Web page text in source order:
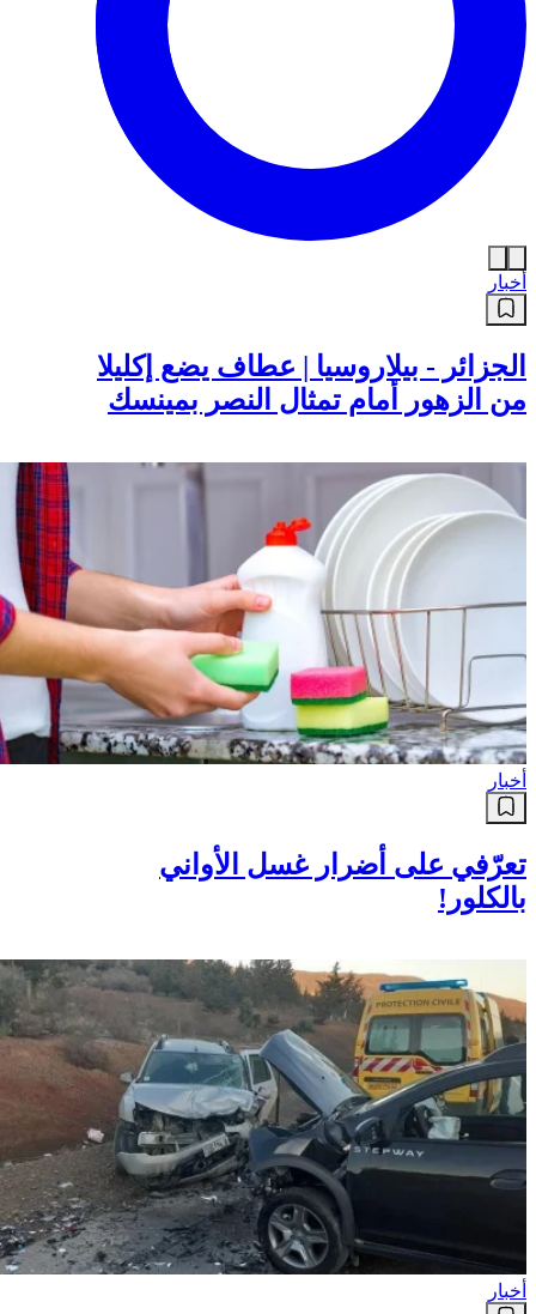
أخبار
الجزائر - بيلاروسيا | عطاف يضع إكليلا
من الزهور أمام تمثال النصر بمينسك
أخبار
تعرّفي على أضرار غسل الأواني
بالكلور!
أخبار